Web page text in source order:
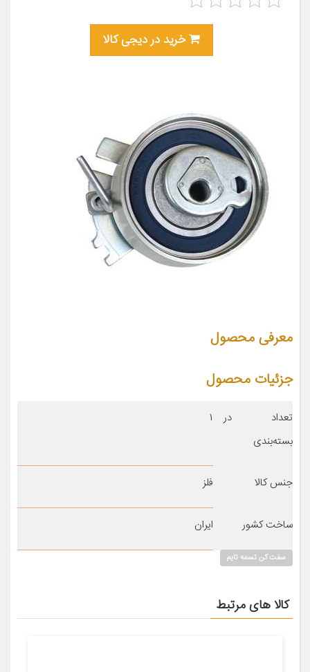
خرید در دیجی کالا
معرفی محصول
جزئیات محصول
تعداد در
بسته‌بندی
۱
جنس کالا فلز
ساخت کشور ایران
سفت کن تسمه تایم
کالا های مرتبط